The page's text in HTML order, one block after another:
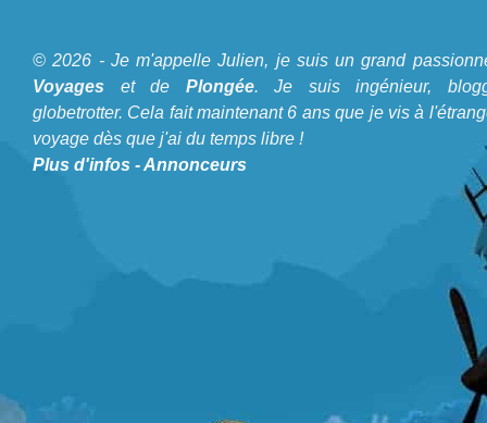
Je m'appelle Julien, je suis un grand passionné de
Voyageset de Plongée. Je suis ingénieur, bloggeur,
globetrotter. Cela fait maintenant 6 ans que je vis à
l'étranger et voyage dès que j'ai du temps libre !
© 2026 - Je m'appelle Julien, je suis un grand
Voyages et de Plongée. Je suis ingénieur,
globetrotter. Cela fait maintenant 6 ans que je vis à
voyage dès que j'ai du temps libre !
Plus d'infos -Annonceurs